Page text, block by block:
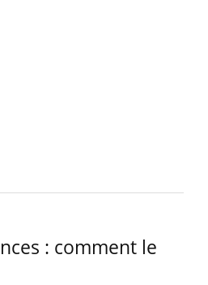
: comment le